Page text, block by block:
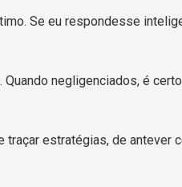
Se eu respondesse
negligenciados, é
traçar estratégias, de antever